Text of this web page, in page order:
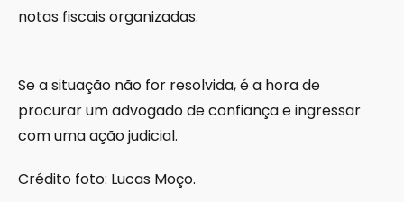
notas fiscais organizadas.
Se a situação não for resolvida, é a hora de
procurar um advogado de confiança e ingressar
com uma ação judicial.
Crédito foto: Lucas Moço.